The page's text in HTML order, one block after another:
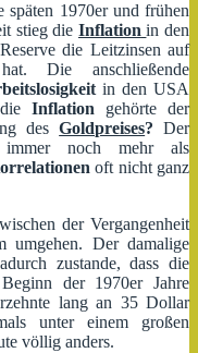
späten 1970er und frühen
stieg die Inflation in den
die Leitzinsen auf
Die anschließende
in den USA
Inflation gehörte der
desGoldpreises? Der
noch mehr als
oft nicht ganz
der Vergangenheit
umgehen. Der damalige
zustande, dass die
der 1970er Jahre
lang an 35 Dollar
unter einem großen
völlig anders.